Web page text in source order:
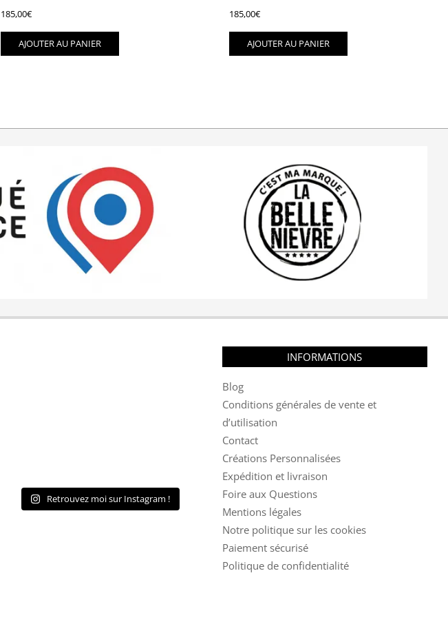
185,00€
AJOUTER AU PANIER
185,00€
AJOUTER AU PANIER
Retrouvez moi sur Instagram !
INFORMATIONS
Blog
Conditions générales de vente et
d’utilisation
Contact
Créations Personnalisées
Expédition et livraison
Foire aux Questions
Mentions légales
Notre politique sur les cookies
Paiement sécurisé
Politique de confidentialité